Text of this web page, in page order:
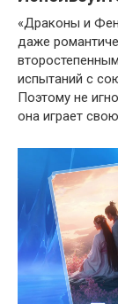
«Драконы и
даже
испытаний с
Поэтому не
она играет